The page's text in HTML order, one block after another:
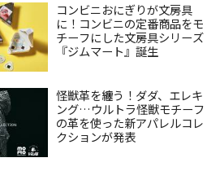
コンビニおにぎりが文房具
に！コンビニの定番商品をモ
チーフにした文房具シリーズ
『ジムマート』誕生
怪獣革を纏う！ダダ、エレキ
ング…ウルトラ怪獣モチーフ
の革を使った新アパレルコレ
クションが発表